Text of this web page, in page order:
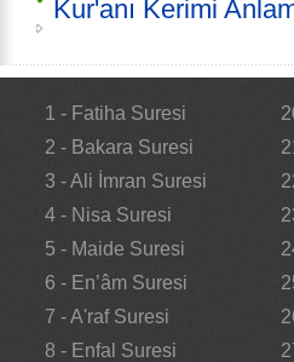
Kur'anı Kerimi
1 - Fatiha Suresi
2 - Bakara Suresi
3 - Ali İmran Suresi
4 - Nisa Suresi
5 - Maide Suresi
6 - En’âm Suresi
7 - A'raf Suresi
8 - Enfal Suresi